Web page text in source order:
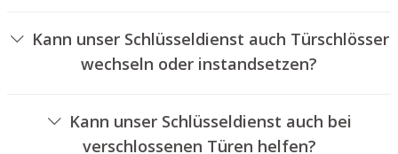
Kann unser Schlüsseldienst auch Türschlösser
wechseln oder instandsetzen?
Türschlössern an.Kann unser Schlüsseldienst auch bei
verschlossenen Türen helfen?